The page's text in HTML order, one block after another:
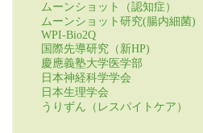
ムーンショット（認知症）
ムーンショット研究(腸内細菌)
WPI-Bio2Q
国際先導研究（新HP)
慶應義塾大学医学部
日本神経科学学会
日本生理学会
うりずん（レスパイトケア）